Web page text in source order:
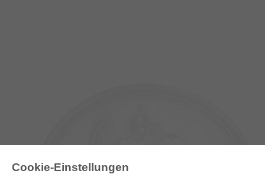
Cookie-Einstellungen